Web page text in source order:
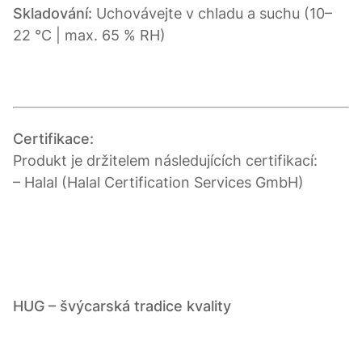
Skladování: Uchovávejte v chladu a suchu (10–
22 °C | max. 65 % RH)
Certifikace:
Produkt je držitelem následujících certifikací:
– Halal (Halal Certification Services GmbH)
HUG – švýcarská tradice kvality